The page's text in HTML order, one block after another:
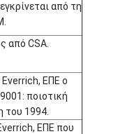
από τη
από CSA.
Everrich, ΕΠΕ ο
ποιοτική
του 1994.
ΕΠΕ που